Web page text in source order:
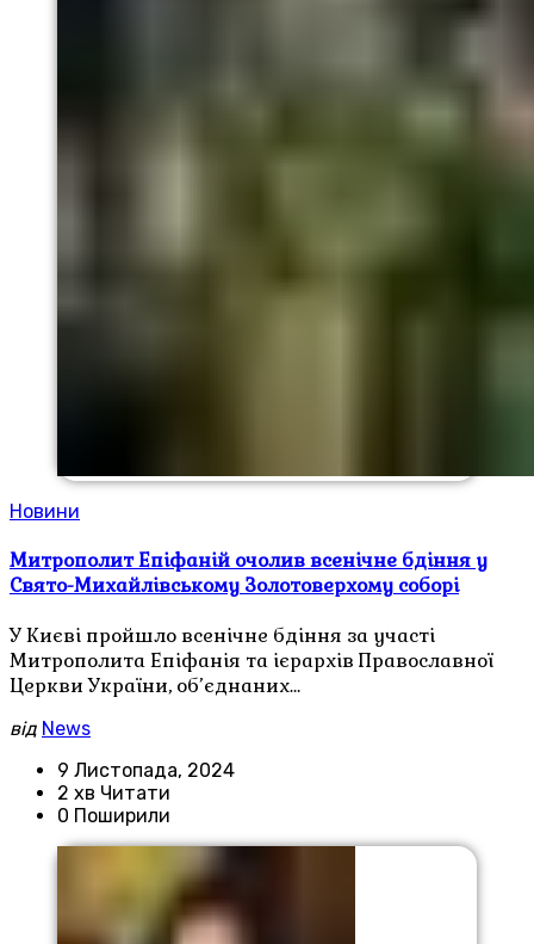
Новини
Митрополит Епіфаній очолив всенічне бдіння у
Свято-Михайлівському Золотоверхому соборі
У Києві пройшло всенічне бдіння за участі
Митрополита Епіфанія та ієрархів Православної
Церкви України, об’єднаних…
від News
9 Листопада, 2024
2 хв Читати
0 Поширили